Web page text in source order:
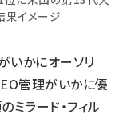
果イメージ
いかにオーソリ
管理がいかに優
ミラード・フィル